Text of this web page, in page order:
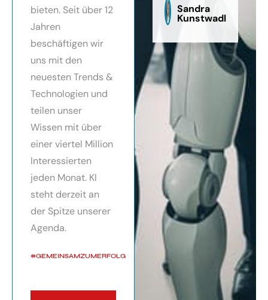
bieten. Seit über 12
Jahren
beschäftigen wir
uns mit den
neuesten Trends &
Technologien und
teilen unser
Wissen mit über
einer viertel Million
Interessierten
jeden Monat. KI
steht derzeit an
der Spitze unserer
Agenda.
#GEMEINSAMZUMERFOLG
Sandra
Kunstwadl